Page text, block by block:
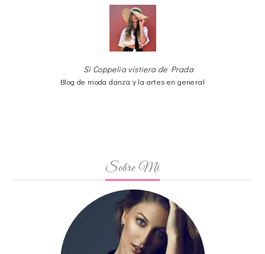
Si Coppelia vistiera de Prada
Blog de moda danza y la artes en general
Sobre Mi